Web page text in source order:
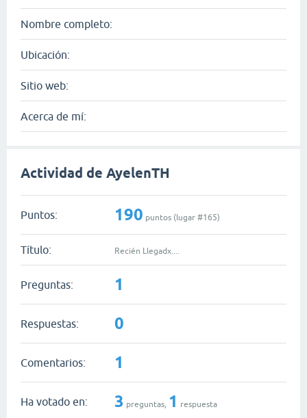
Nombre completo:
Ubicación:
Sitio web:
Acerca de mí:
Actividad de AyelenTH
Puntos: 190 puntos (lugar #165)
Título: Recién Llegadx....
Preguntas: 1
Respuestas: 0
Comentarios: 1
Ha votado en: 3 preguntas, 1 respuesta